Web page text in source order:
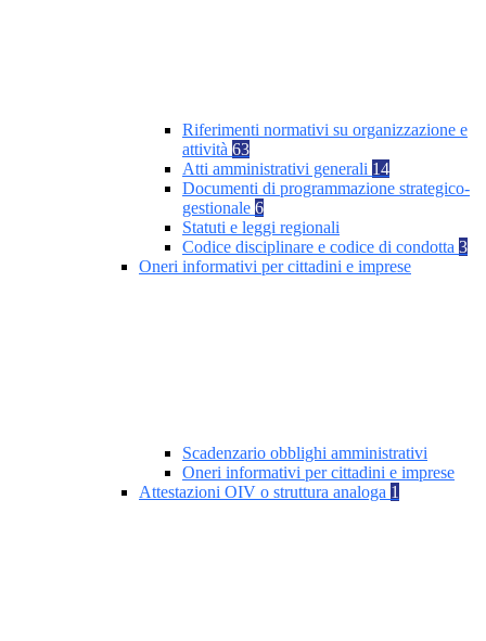
Riferimenti normativi su organizzazione e
attività 63
Atti amministrativi generali 14
Documenti di programmazione strategico-
gestionale 6
Statuti e leggi regionali
Codice disciplinare e codice di condotta 3
Oneri informativi per cittadini e imprese
Scadenzario obblighi amministrativi
Oneri informativi per cittadini e imprese
Attestazioni OIV o struttura analoga 1